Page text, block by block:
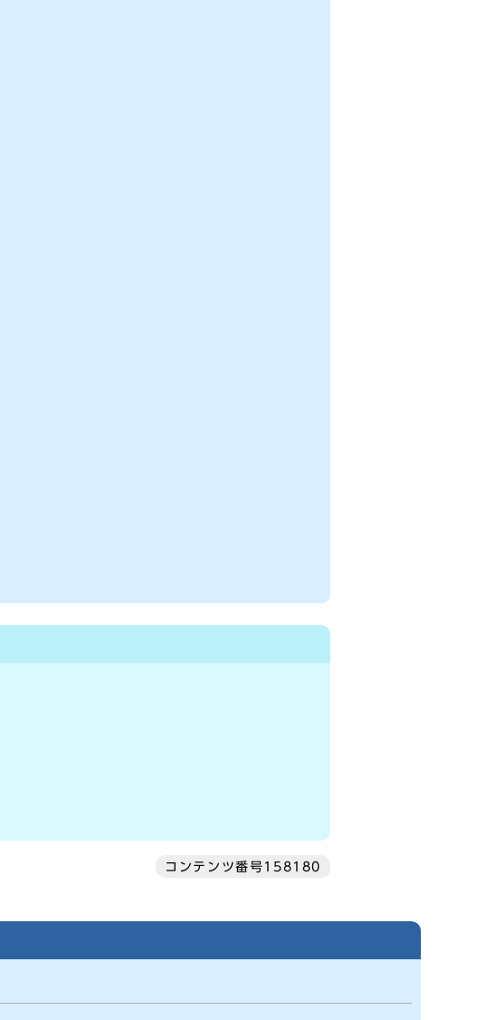
コンテンツ番号158180